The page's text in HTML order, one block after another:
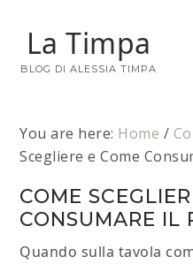
La Timpa
BLOG DI ALESSIA TIMPA
You are here: Home /
Scegliere e Come
COME
CONSUMARE IL
Quando sulla tavola